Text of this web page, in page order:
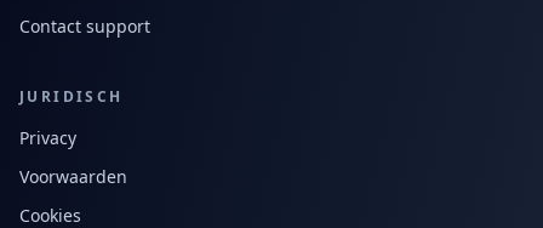
Contact support
JURIDISCH
Privacy
Voorwaarden
Cookies